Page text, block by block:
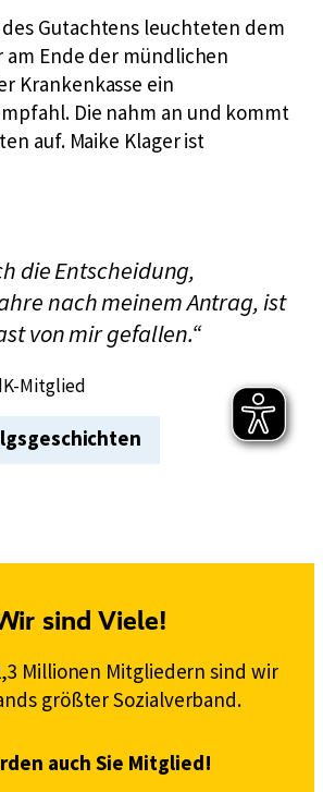
n
p
e
a
t
Gutachtens leuchteten dem
am Ende der mündlichen
Krankenkasse ein
Die nahm an und kommt
auf. Maike Klager ist
die Entscheidung,
nach meinem Antrag, ist
von mir gefallen.“
Mitglied
sind Viele!
Millionen Mitgliedern sind wir
größter Sozialverband.
auch Sie Mitglied!